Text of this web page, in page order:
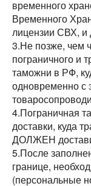
временного
Временного
лицензии СВХ, и
3.Не позже, чем
пограничного и
таможни в РФ,
одновременно с
4.Пограничная
доставки, куда
ДОЛЖЕН
5.После
границе,
(персональные